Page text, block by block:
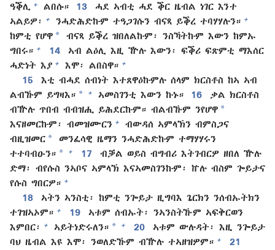
ዓቕሊ + ልበሱ። 13
ሓደ ኣብቲ ሓደ ቕር ዜብል ነገር እንተ
ኣልይዎ፡
+ ንሓድሕድኩም ተዓጋገሱን ብናጻ ይቕረ ተባሃሃሉን። +
ከምቲ የሆዋ *
ብናጻ ይቕረ ዝበለልኩም፡ ንስኻትኩም እውን ከምኡ
ግበሩ። + 14
ኣብ ልዕሊ እዚ ዅሉ እውን፡ ፍቕሪ ፍጽምቲ ማእሰር
ሓድነት እያ + እሞ፡ ልበስዋ። +
15
እቲ ብሓደ ሰብነት እተጸዋዕኩምሉ ሰላም ክርስቶስ ከኣ ኣብ
ልብኹም ይግዛእ። * + ኣመስገንቲ እውን ኩኑ። 16
ቃል ክርስቶስ
ብዅሉ ጥበብ ብብዝሒ ይሕደርኩም። ብልብኹም ንየሆዋ *
እናዘመርኩም፡ ብመዝሙርን +
ብውዳሰ ኣምላኽን ብምስጋና
ብዚዝመር *
መንፈሳዊ ዜማን ንሓድሕድኩም ተማሃሃሩን
ተተባብዑን። * + 17
ብቓል ወይስ ብግብሪ እትገብርዎ ዘበለ ዅሉ
ድማ፡ ብየሱስ ንኣቦና ኣምላኽ እናኣመስገንኩም፡ ኵሉ ብስም ጐይታና
የሱስ ግበርዎ። +
18
ኣትን ኣንስቲ፡ ከምቲ ንጐይታ ዚግባእ ጌርክን ንሰብኡትክን
ተገዝኣኦም። + 19
ኣቱም ሰብኡት፡ ንኣንስትኹም ኣፍቅርወን
እምበር፡
+ ኣይትነድሩለን። * + 20
ኣቱም ውሉዳት፡ እዚ ንጐይታ
ባህ ዜብል እዩ እሞ፡ ንወለድኹም ብዅሉ ተኣዘዝዎም። +
21